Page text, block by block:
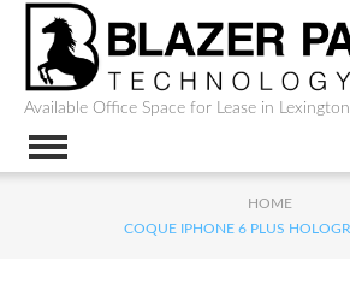
Available Office Space for Lease in
HOME
COQUE IPHONE 6 PLUS